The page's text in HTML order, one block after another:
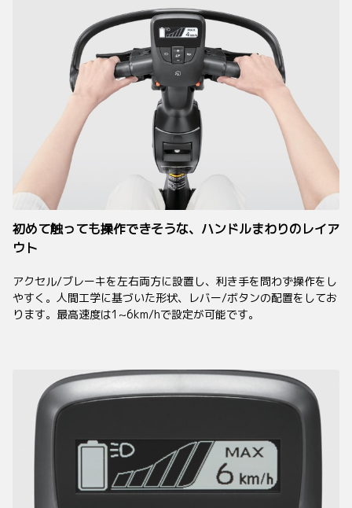
初めて触っても操作できそうな、ハンドルまわりのレイア
ウト
アクセル/ブレーキを左右両方に設置し、利き手を問わず操作をし
やすく。人間工学に基づいた形状、レバー/ボタンの配置をしてお
ります。最高速度は1~6km/hで設定が可能です。